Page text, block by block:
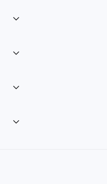
عبارت‌اند از:
آتی قیمت